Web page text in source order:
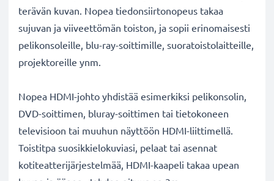
terävän kuvan. Nopea tiedonsiirtonopeus takaa
sujuvan ja viiveettömän toiston, ja sopii erinomaisesti
pelikonsoleille, blu-ray-soittimille, suoratoistolaitteille,
projektoreille ynm.
Nopea HDMI-johto yhdistää esimerkiksi pelikonsolin,
DVD-soittimen, bluray-soittimen tai tietokoneen
televisioon tai muuhun näyttöön HDMI-liittimellä.
Toistitpa suosikkielokuviasi, pelaat tai asennat
kotiteatterijärjestelmää, HDMI-kaapeli takaa upean